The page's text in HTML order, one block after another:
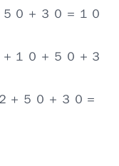
０＋３０＝１０
１０＋５０＋３
＋５０＋３０＝